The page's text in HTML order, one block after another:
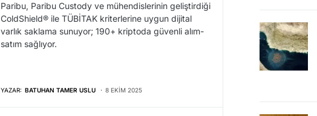
Paribu, Paribu Custody ve mühendislerinin geliştirdiği
ColdShield® ile TÜBİTAK kriterlerine uygun dijital
varlık saklama sunuyor; 190+ kriptoda güvenli alım-
satım sağlıyor.
YAZAR: BATUHAN TAMER USLU 8 EKIM 2025